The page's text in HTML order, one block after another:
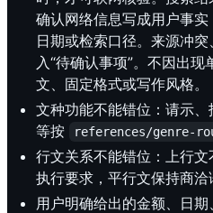
确认网络信息写成用户事实
日期或检索口径。来源冲
入“待确认事项”。不因出
文、固定格式或写作风格。
文种功能不能错位：请示
等按
references/genre-
行文关系不能错位：上行
执行要求，平行文保持商洽
用户明确给出的金额、日